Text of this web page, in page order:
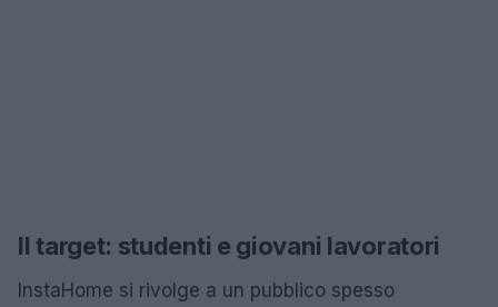
Il target: studenti e giovani lavoratori
InstaHome si rivolge a un pubblico spesso